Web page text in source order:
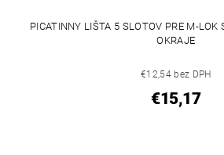
PICATINNY LIŠTA 5 SLOTOV PRE M-LOK
OKRAJE
€12,54 bez DPH
€15,17